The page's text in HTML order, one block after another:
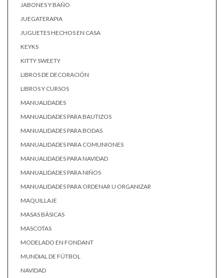
JABONES Y BAÑO
JUEGATERAPIA
JUGUETES HECHOS EN CASA
KEYKS
KITTY SWEETY
LIBROS DE DECORACIÓN
LIBROS Y CURSOS
MANUALIDADES
MANUALIDADES PARA BAUTIZOS
MANUALIDADES PARA BODAS
MANUALIDADES PARA COMUNIONES
MANUALIDADES PARA NAVIDAD
MANUALIDADES PARA NIÑOS
MANUALIDADES PARA ORDENAR U ORGANIZAR
MAQUILLAJE
MASAS BÁSICAS
MASCOTAS
MODELADO EN FONDANT
MUNDIAL DE FÚTBOL
NAVIDAD